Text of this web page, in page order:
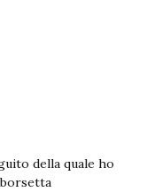
della quale ho